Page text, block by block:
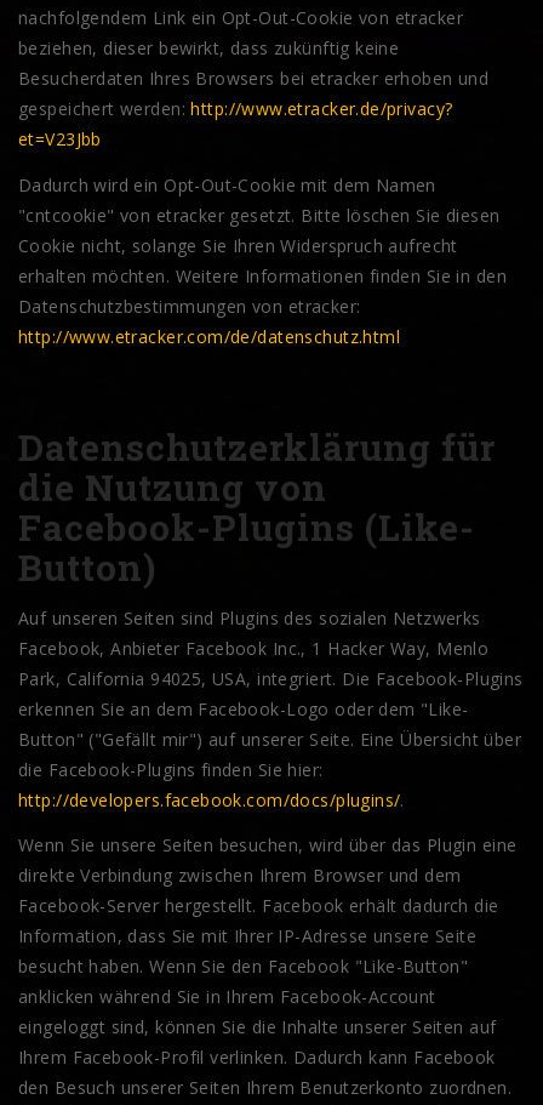
nachfolgendem Link ein Opt-Out-Cookie von etracker
beziehen, dieser bewirkt, dass zukünftig keine
Besucherdaten Ihres Browsers bei etracker erhoben und
gespeichert werden:http://www.etracker.de/privacy?
et=V23Jbb
Dadurch wird ein Opt-Out-Cookie mit dem Namen
"cntcookie" von etracker gesetzt. Bitte löschen Sie diesen
Cookie nicht, solange Sie Ihren Widerspruch aufrecht
erhalten möchten. Weitere Informationen finden Sie in den
Datenschutzbestimmungen von etracker:
http://www.etracker.com/de/datenschutz.html
Datenschutzerklärung für
die Nutzung von
Facebook-Plugins (Like-
Button)
Auf unseren Seiten sind Plugins des sozialen Netzwerks
Facebook, Anbieter Facebook Inc., 1 Hacker Way, Menlo
Park, California 94025, USA, integriert. Die Facebook-Plugins
erkennen Sie an dem Facebook-Logo oder dem "Like-
Button" ("Gefällt mir") auf unserer Seite. Eine Übersicht über
die Facebook-Plugins finden Sie hier:
http://developers.facebook.com/docs/plugins/.
Wenn Sie unsere Seiten besuchen, wird über das Plugin eine
direkte Verbindung zwischen Ihrem Browser und dem
Facebook-Server hergestellt. Facebook erhält dadurch die
Information, dass Sie mit Ihrer IP-Adresse unsere Seite
besucht haben. Wenn Sie den Facebook "Like-Button"
anklicken während Sie in Ihrem Facebook-Account
eingeloggt sind, können Sie die Inhalte unserer Seiten auf
Ihrem Facebook-Profil verlinken. Dadurch kann Facebook
den Besuch unserer Seiten Ihrem Benutzerkonto zuordnen.